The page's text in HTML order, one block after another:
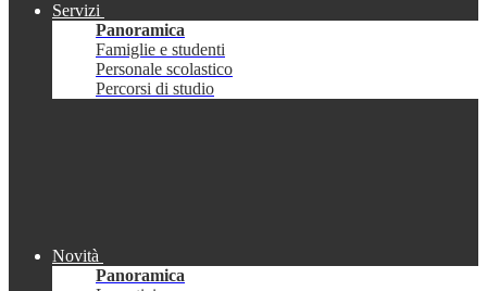
Servizi
Panoramica
Famiglie e studenti
Personale scolastico
Percorsi di studio
Novità
Panoramica